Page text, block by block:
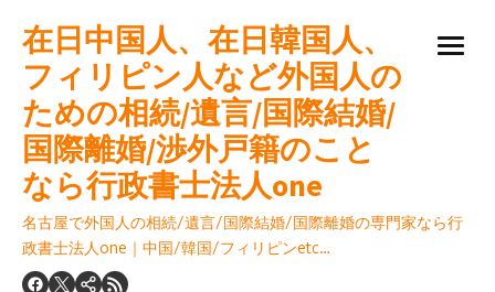
to
content
在日中国人、在日韓国人、
フィリピン人など外国人の
ための相続/遺言/国際結婚/
国際離婚/渉外戸籍のこと
なら行政書士法人one
名古屋で外国人の相続/遺言/国際結婚/国際離婚の専門家なら行
政書士法人one｜中国/韓国/フィリピンetc…
open